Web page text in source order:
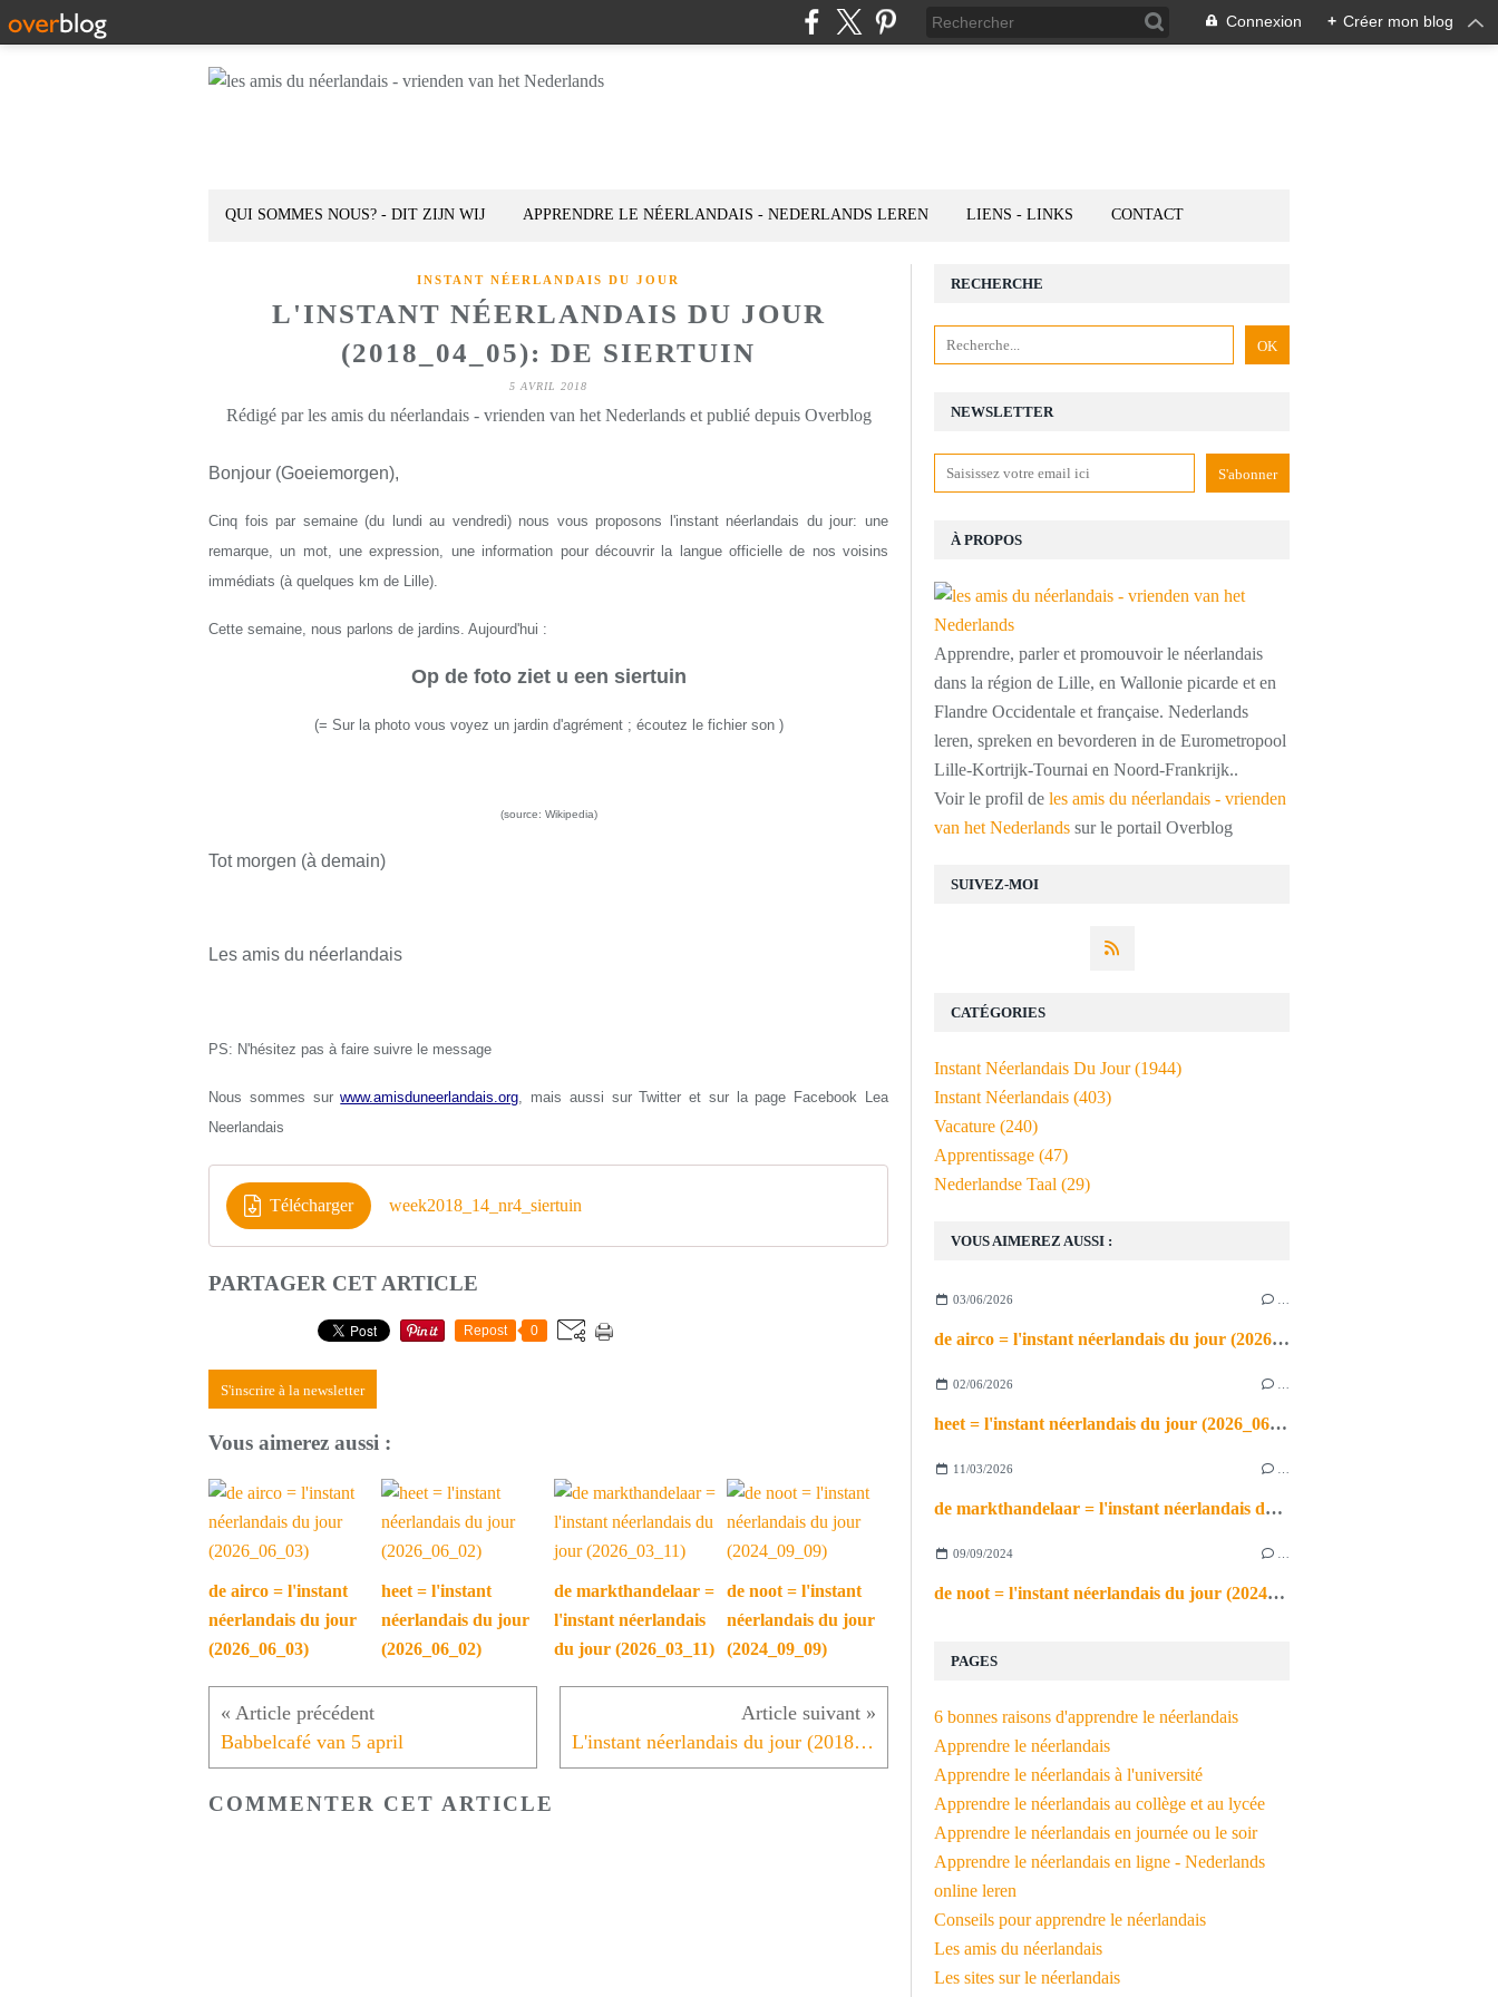
Connexion + Créer mon blog
QUI SOMMES NOUS? - DIT ZIJN WIJ APPRENDRE LE NÉERLANDAIS - NEDERLANDS LEREN LIENS - LINKS CONTACT
INSTANT NÉERLANDAIS DU JOUR
L'INSTANT NÉERLANDAIS DU JOUR
(2018_04_05): DE SIERTUIN
5 AVRIL 2018
Rédigé par les amis du néerlandais - vrienden van het Nederlands et publié depuis Overblog
Bonjour (Goeiemorgen),
Cinq fois par semaine (du lundi au vendredi) nous vous proposons l'instant néerlandais du jour: une
remarque, un mot, une expression, une information pour découvrir la langue officielle de nos voisins
immédiats (à quelques km de Lille).
Cette semaine, nous parlons de jardins. Aujourd'hui :
Op de foto ziet u een siertuin
(= Sur la photo vous voyez un jardin d'agrément ; écoutez le fichier son )
(source: Wikipedia)
Tot morgen (à demain)
Les amis du néerlandais
PS: N'hésitez pas à faire suivre le message
Nous sommes surwww.amisduneerlandais.org, mais aussi sur Twitter et sur la page Facebook Lea
Neerlandais
Télécharger week2018_14_nr4_siertuin
PARTAGER CET ARTICLE
Repost 0
S'inscrire à la newsletter
Vous aimerez aussi :
de airco = l'instant
néerlandais du jour
(2026_06_03)
heet = l'instant
néerlandais du jour
(2026_06_02)
de markthandelaar =
l'instant néerlandais
du jour (2026_03_11)
de noot = l'instant
néerlandais du jour
(2024_09_09)
Babbelcafé van 5 april L'instant néerlandais du jour (2018_04_06): Hoort u de vogels
COMMENTER CET ARTICLE
NEWSLETTER
SUIVEZ-MOI
RECHERCHE
À PROPOS
Apprendre, parler et promouvoir le néerlandais
dans la région de Lille, en Wallonie picarde et en
Flandre Occidentale et française. Nederlands
leren, spreken en bevorderen in de Eurometropool
Lille-Kortrijk-Tournai en Noord-Frankrijk..
Voir le profil de les amis du néerlandais - vrienden
van het Nederlands sur le portail Overblog
VOUS AIMEREZ AUSSI :
03/06/2026
de airco = l'instant néerlandais du jour (2026_06_03)
02/06/2026
heet = l'instant néerlandais du jour (2026_06_02)
11/03/2026
de markthandelaar = l'instant néerlandais du jour (2026_03_11)
09/09/2024
de noot = l'instant néerlandais du jour (2024_09_09)
PAGES
6 bonnes raisons d'apprendre le néerlandais
Apprendre le néerlandais
Apprendre le néerlandais à l'université
Apprendre le néerlandais au collège et au lycée
Apprendre le néerlandais en journée ou le soir
Apprendre le néerlandais en ligne - Nederlands
online leren
Conseils pour apprendre le néerlandais
Les amis du néerlandais
Les sites sur le néerlandais
CATÉGORIES
Instant Néerlandais Du Jour(1944)
Instant Néerlandais (403)
Vacature (240)
Apprentissage (47)
Nederlandse Taal (29)